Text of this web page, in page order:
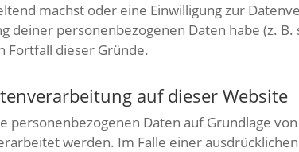
machst oder eine Einwilligung zur
personenbezogenen Daten habe (z.
Fortfall dieser Gründe.
auf dieser Website
Daten auf Grundlage von
werden. Im Falle einer